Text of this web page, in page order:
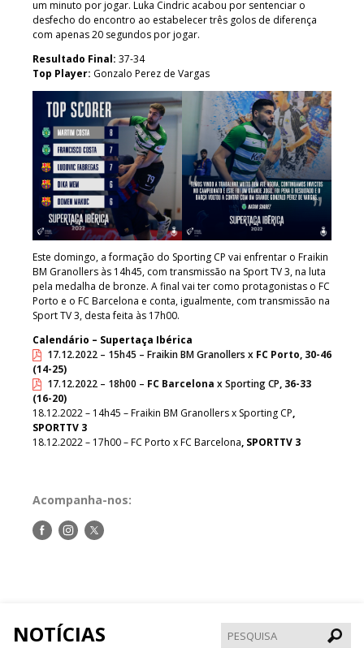
um minuto por jogar. Luka Cindric acabou por sentenciar o
desfecho do encontro ao estabelecer três golos de diferença
com apenas 20 segundos por jogar.
Resultado Final: 37-34
Top Player: Gonzalo Perez de Vargas
Este domingo, a formação do Sporting CP vai enfrentar o Fraikin
BM Granollers às 14h45, com transmissão na Sport TV 3, na luta
pela medalha de bronze. A final vai ter como protagonistas o FC
Porto e o FC Barcelona e conta, igualmente, com transmissão na
Sport TV 3, desta feita às 17h00.
Calendário – Supertaça Ibérica
17.12.2022 – 15h45 – Fraikin BM Granollers x FC Porto, 30-46
(14-25)
17.12.2022 – 18h00 – FC Barcelona x Sporting CP, 36-33
(16-20)
18.12.2022 – 14h45 – Fraikin BM Granollers x Sporting CP,
SPORTTV 3
18.12.2022 – 17h00 – FC Porto x FC Barcelona, SPORTTV 3
Acompanha-nos:
Siga-Siga-Siga-
NOTÍCIAS